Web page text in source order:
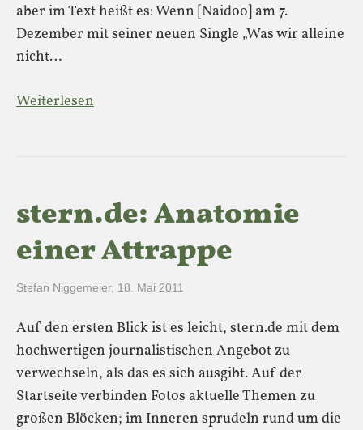
aber im Text heißt es: Wenn [Naidoo] am 7.
Dezember mit seiner neuen Single „Was wir alleine
nicht…
Weiterlesen
stern.de: Anatomie
einer Attrappe
Stefan Niggemeier, 18. Mai 2011
Auf den ersten Blick ist es leicht, stern.de mit dem
hochwertigen journalistischen Angebot zu
verwechseln, als das es sich ausgibt. Auf der
Startseite verbinden Fotos aktuelle Themen zu
großen Blöcken; im Inneren sprudeln rund um die